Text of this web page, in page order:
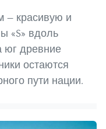
— красивую и
«S» вдоль
юг древние
остаются
пути нации.